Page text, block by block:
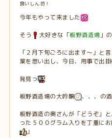
食いしん坊！
今年もやって来ました
そう 大好きな「板野酒造場 」
「２月下旬ごろに出ます～」と
葉を思い出し、今日、用事で出
発見っ
板野酒造場の大吟醸 、、、の
板野酒造の奥さんが「どうぞ」
った５００グラム入りを丁重に
」